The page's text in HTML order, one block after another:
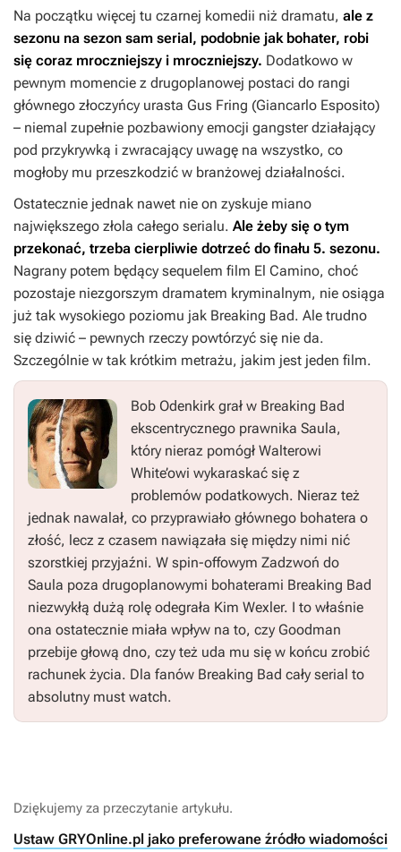
Na początku więcej tu czarnej komedii niż dramatu, ale z
sezonu na sezon sam serial, podobnie jak bohater, robi
się coraz mroczniejszy i mroczniejszy. Dodatkowo w
pewnym momencie z drugoplanowej postaci do rangi
głównego złoczyńcy urasta Gus Fring (Giancarlo Esposito)
– niemal zupełnie pozbawiony emocji gangster działający
pod przykrywką i zwracający uwagę na wszystko, co
mogłoby mu przeszkodzić w branżowej działalności.
Ostatecznie jednak nawet nie on zyskuje miano
największego złola całego serialu. Ale żeby się o tym
przekonać, trzeba cierpliwie dotrzeć do finału 5. sezonu.
Nagrany potem będący sequelem film El Camino, choć
pozostaje niezgorszym dramatem kryminalnym, nie osiąga
już tak wysokiego poziomu jak Breaking Bad. Ale trudno
się dziwić – pewnych rzeczy powtórzyć się nie da.
Szczególnie w tak krótkim metrażu, jakim jest jeden film.
Bob Odenkirk grał w Breaking Bad
ekscentrycznego prawnika Saula,
który nieraz pomógł Walterowi
White’owi wykaraskać się z
problemów podatkowych. Nieraz też
jednak nawalał, co przyprawiało głównego bohatera o
złość, lecz z czasem nawiązała się między nimi nić
szorstkiej przyjaźni. W spin-offowym Zadzwoń do
Saula poza drugoplanowymi bohaterami Breaking Bad
niezwykłą dużą rolę odegrała Kim Wexler. I to właśnie
ona ostatecznie miała wpływ na to, czy Goodman
przebije głową dno, czy też uda mu się w końcu zrobić
rachunek życia. Dla fanów Breaking Bad cały serial to
absolutny must watch.
Dziękujemy za przeczytanie artykułu.
Ustaw GRYOnline.pl jako preferowane źródło wiadomości